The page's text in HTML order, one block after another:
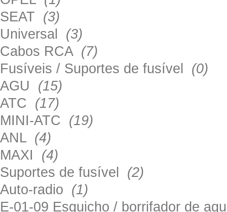
SEAT (3)
Universal (3)
Cabos RCA (7)
Fusíveis / Suportes de fusível (0)
AGU (15)
ATC (17)
MINI-ATC (19)
ANL (4)
MAXI (4)
Suportes de fusível (2)
Auto-radio (1)
E-01-09 Esguicho / borrifador de